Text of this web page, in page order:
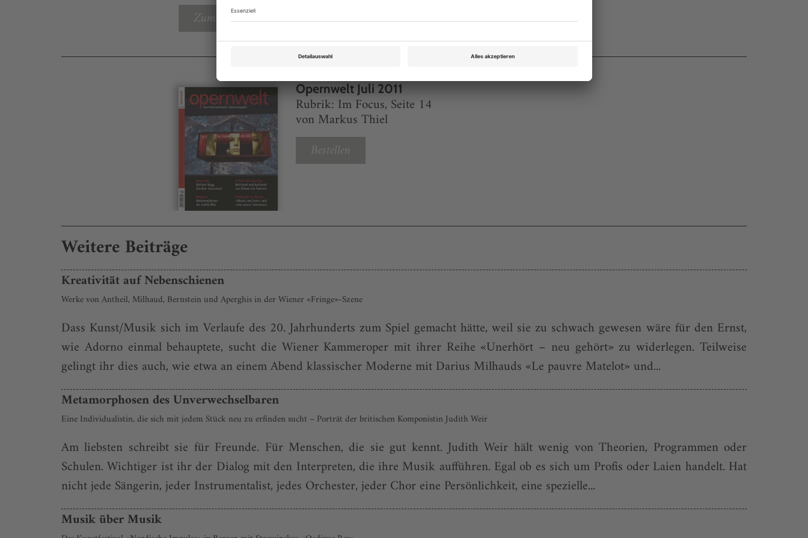
Zum Inhaltsverzeichnis
Opernwelt Juli 2011
Rubrik: Im Focus, Seite 14
von Markus Thiel
Bestellen
Weitere Beiträge
Kreativität auf Nebenschienen
Werke von Antheil, Milhaud, Bernstein und Aperghis in der Wiener «Fringe»-Szene
Dass Kunst/Musik sich im Verlaufe des 20. Jahrhunderts zum Spiel gemacht hätte, weil sie zu schwach gewesen wäre für den Ernst,
wie Adorno einmal behauptete, sucht die Wiener Kammeroper mit ihrer Reihe «Unerhört – neu gehört» zu widerlegen. Teilweise
gelingt ihr dies auch, wie etwa an einem Abend klassischer Moderne mit Darius Milhauds «Le pauvre Matelot» und...
Metamorphosen des Unverwechselbaren
Eine Individualistin, die sich mit jedem Stück neu zu erfinden sucht – Porträt der britischen Komponistin Judith Weir
Am liebsten schreibt sie für Freunde. Für Menschen, die sie gut kennt. Judith Weir hält wenig von Theorien, Programmen oder
Schulen. Wichtiger ist ihr der Dialog mit den Interpreten, die ihre Musik aufführen. Egal ob es sich um Profis oder Laien handelt. Hat
nicht jede Sängerin, jeder Instrumentalist, jedes Orchester, jeder Chor eine Persönlichkeit, eine spezielle...
Musik über Musik